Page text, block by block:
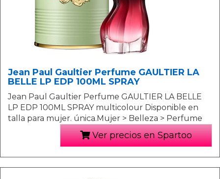
Jean Paul Gaultier Perfume GAULTIER LA
BELLE LP EDP 100ML SPRAY
Jean Paul Gaultier Perfume GAULTIER LA BELLE
LP EDP 100ML SPRAY multicolour Disponible en
talla para mujer. única.Mujer > Belleza > Perfume
Ver precios en Spartoo